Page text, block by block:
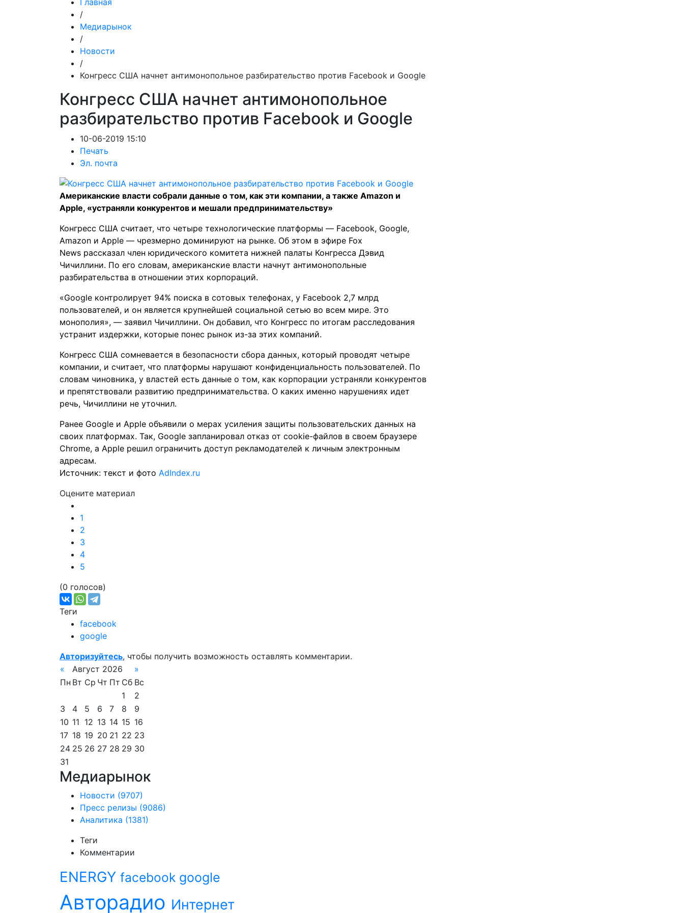
Главная
/
Медиарынок
/
Новости
/
Конгресс США начнет антимонопольное разбирательство против Facebook и Google
Конгресс США начнет антимонопольное
разбирательство против Facebook и Google
10-06-2019 15:10
Печать
Эл. почта
Американские власти собрали данные о том, как эти компании, а также Amazon и
Apple, «устраняли конкурентов и мешали предпринимательству»
Конгресс США считает, что четыре технологические платформы — Facebook, Google,
Amazon и Apple — чрезмерно доминируют на рынке. Об этом в эфире Fox
News рассказал член юридического комитета нижней палаты Конгресса Дэвид
Чичиллини. По его словам, американские власти начнут антимонопольные
разбирательства в отношении этих корпораций.
«Google контролирует 94% поиска в сотовых телефонах, у Facebook 2,7 млрд
пользователей, и он является крупнейшей социальной сетью во всем мире. Это
монополия», — заявил Чичиллини. Он добавил, что Конгресс по итогам расследования
устранит издержки, которые понес рынок из-за этих компаний.
Конгресс США сомневается в безопасности сбора данных, который проводят четыре
компании, и считает, что платформы нарушают конфиденциальность пользователей. По
словам чиновника, у властей есть данные о том, как корпорации устраняли конкурентов
и препятствовали развитию предпринимательства. О каких именно нарушениях идет
речь, Чичиллини не уточнил.
Ранее Google и Apple объявили о мерах усиления защиты пользовательских данных на
своих платформах. Так, Google запланировал отказ от cookie-файлов в своем браузере
Chrome, а Apple решил ограничить доступ рекламодателей к личным электронным
адресам.
Источник: текст и фото AdIndex.ru
Оцените материал
1
2
3
4
5
(0 голосов)
Теги
facebook
google
Авторизуйтесь, чтобы получить возможность оставлять комментарии.
«
Август 2026
»
Пн Вт Ср Чт Пт Сб Вс
1
2
3
4 5 6 7 8
9
10 11 12 13 14 15 16
17 18 19 20 21 22 23
24 25 26 27 28 29 30
31
Медиарынок
Новости (9707)
Пресс релизы (9086)
Аналитика (1381)
Теги
Комментарии
ENERGY facebook google
Авторадио Интернет